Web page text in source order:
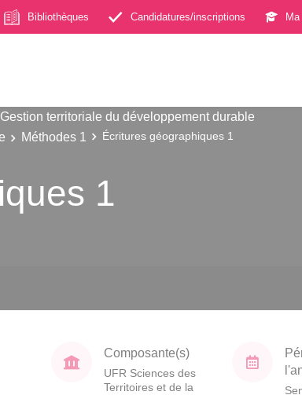
Bibliothèques Candidatures/inscriptions Ma
territoriale du développement durable
Méthodes 1 Écritures géographiques 1
1
Composante(s)
UFR Sciences des
Territoires et de la